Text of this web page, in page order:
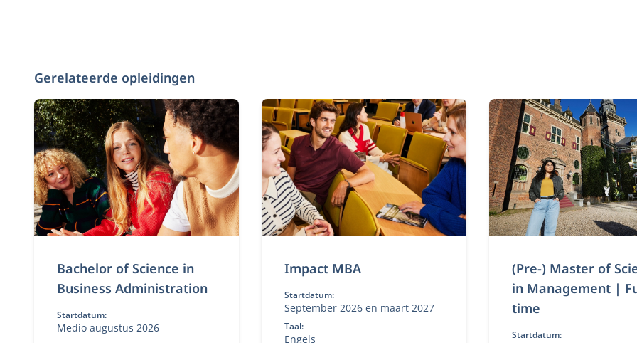
Gerelateerde opleidingen
Bachelor of Science in
Business Administration
Startdatum:
Medio augustus 2026
Impact MBA
Startdatum:
September 2026 en maart 2027
Taal:
Engels
(Pre-) Master of
in Management |
time
Startdatum: